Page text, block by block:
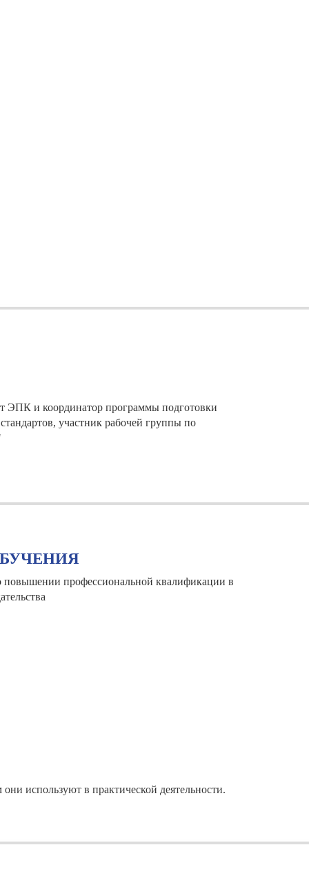
ЭПК и координатор программы подготовки
участник рабочей группы по
повышении профессиональной квалификации в
используют в практической деятельности.